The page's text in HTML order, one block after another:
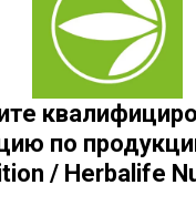
по
/ Herbalife